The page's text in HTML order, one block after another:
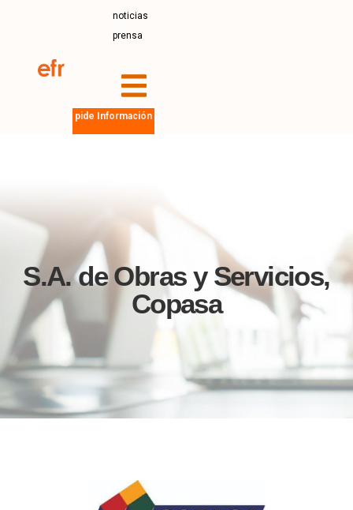
noticias
prensa
pide Información
S.A. de Obras y Servicios,
Copasa